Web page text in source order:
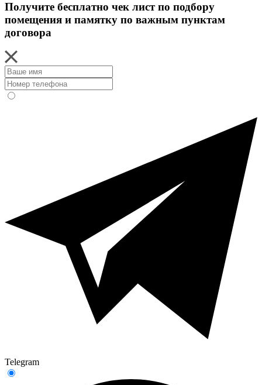
Получите бесплатно чек лист по подбору
помещения и памятку по важным пунктам
договора
Telegram